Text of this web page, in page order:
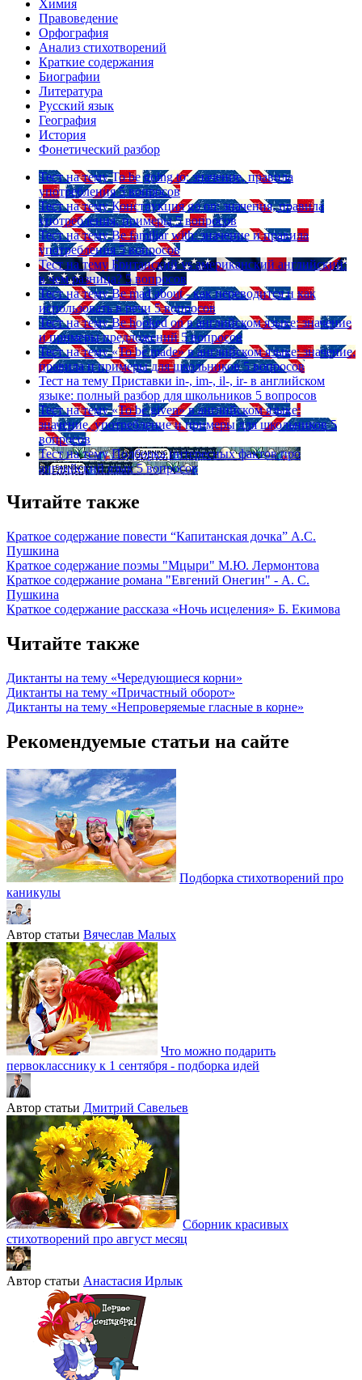
Химия
Правоведение
Орфография
Анализ стихотворений
Краткие содержания
Биографии
Литература
Русский язык
География
История
Фонетический разбор
Тест на тему To be going to: значение, правила
употребления 5 вопросов
Тест на тему Конструкция go on: значения, правила
употребления, примеры 5 вопросов
Тест на тему Be familiar with: значение и правила
употребления 5 вопросов
Тест на тему Британский vs американский английский:
в чем разница? 5 вопросов
Тест на тему Be mad about - как переводится и как
использовать в речи 5 вопросов
Тест на тему Be hooked on в английском языке: значение
и примеры предложений 5 вопросов
Тест на тему «To be made» в английском языке: значение,
правила и примеры для школьников 5 вопросов
Тест на тему Приставки in-, im-, il-, ir- в английском
языке: полный разбор для школьников 5 вопросов
Тест на тему «To be given» в английском языке:
значение, употребление и примеры для школьников 5
вопросов
Тест на тему Подборка интересных фактов про
английский язык 5 вопросов
Читайте также
Краткое содержание повести “Капитанская дочка” А.С.
Пушкина
Краткое содержание поэмы "Мцыри" М.Ю. Лермонтова
Краткое содержание романа "Евгений Онегин" - А. С.
Пушкина
Краткое содержание рассказа «Ночь исцеления» Б. Екимова
Читайте также
Диктанты на тему «Чередующиеся корни»
Диктанты на тему «Причастный оборот»
Диктанты на тему «Непроверяемые гласные в корне»
Рекомендуемые статьи на сайте
Подборка стихотворений про
каникулы
Автор статьи Вячеслав Малых
Что можно подарить
первокласснику к 1 сентября - подборка идей
Автор статьи Дмитрий Савельев
Сборник красивых
стихотворений про август месяц
Автор статьи Анастасия Ирлык